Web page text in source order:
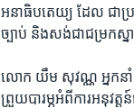
អនាធិប​តេយ្យ​ ដែល​ ​ជា​
ច្បាប់​ និង​សង់​ជា​ជម្រក​ស្ន
លោក​ យឹម សុវណ្ណ ​អ្នក​នាំព
ព្រួយ​បារម្ភ​អំពី​ការ​អនុវត្